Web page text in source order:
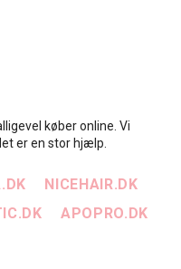
køber online. Vi
er en stor hjælp.
NICEHAIR.DK
APOPRO.DK